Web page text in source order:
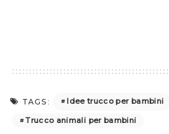
TAGS: Idee trucco per bambini
Trucco animali per bambini